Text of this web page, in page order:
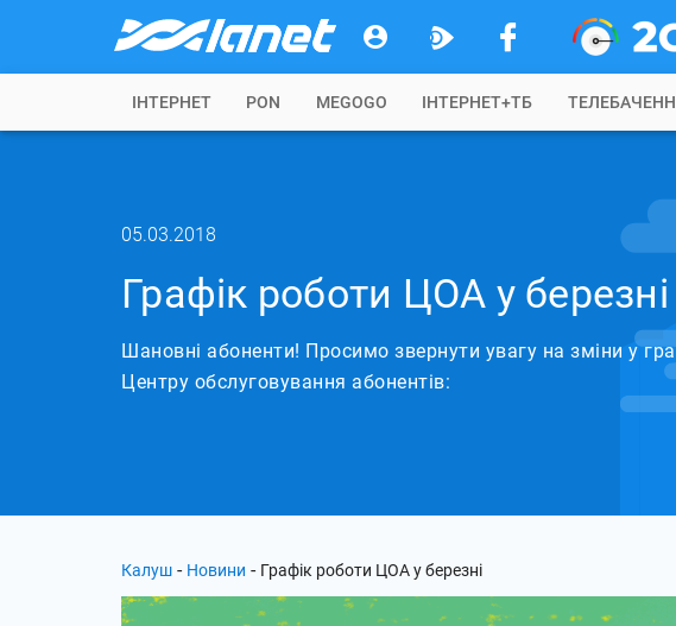
IНТЕРНЕТ PON MEGOGO ІНТЕРНЕТ+ТБ
05.03.2018
Графік роботи ЦОА у березні
Шановні абоненти! Просимо звернути увагу на зміни у
Центру обслуговування абонентів:
Калуш - Новини - Графік роботи ЦОА у березні